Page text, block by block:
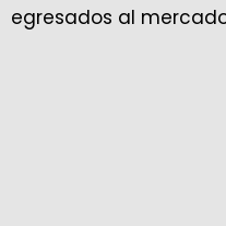
egresados al